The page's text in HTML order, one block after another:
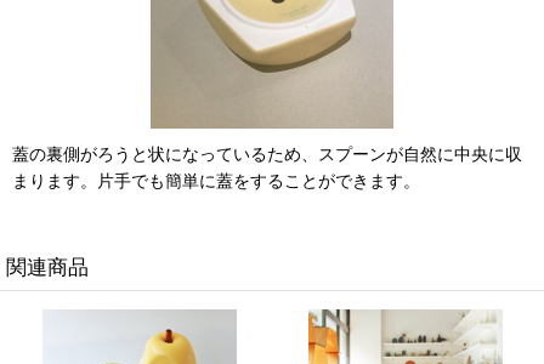
蓋の裏側がろうと状になっているため、スプーンが自然に中央に収
まります。片手でも簡単に蓋をすることができます。
関連商品